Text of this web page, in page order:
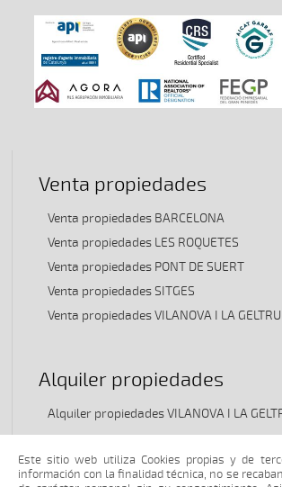
Venta propiedades
Venta propiedades BARCELONA
Venta propiedades LES ROQUETES
Venta propiedades PONT DE SUERT
Venta propiedades SITGES
Venta propiedades VILANOVA I LA GELTRU
Alquiler propiedades
Alquiler propiedades VILANOVA I LA
TRASPASO propiedades
Este sitio web utiliza Cookies propias y de
información con la finalidad técnica, no se